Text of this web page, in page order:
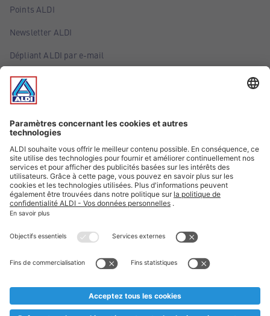
Points ALDI
Newsletter ALDI
Dépliant ALDI par e-mail
Offres
Infos essentielles
Suivez ALDI Belgique
Textes marqués d'un astérisque et mentions légales
* Nous vendons ces articles temporairement et jusqu'à
au cas où, malgré le planning bien étudié, nous serions
prématurément en rupture de stock. Prix Recupel et TVA incl.
** Sur ce site, l’utilisation de la forme masculine a été adoptée